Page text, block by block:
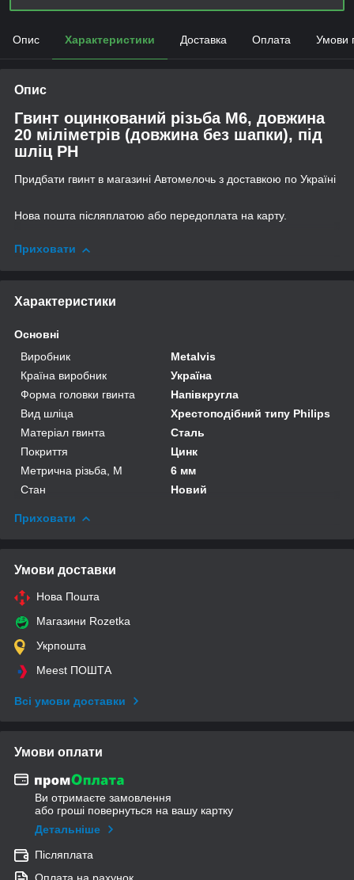
Опис Характеристики Доставка Оплата Умови
Опис
Гвинт оцинкований різьба М6, довжина
20 міліметрів (довжина без шапки), під
шліц PH
Придбати гвинт в магазині Автомелочь з доставкою по Україні
Нова пошта післяплатою або передоплата на карту.
Приховати
Характеристики
Основні
Виробник
Metalvis
Країна виробник
Україна
Форма головки гвинта
Напівкругла
Вид шліца
Хрестоподібний типу Philips
Матеріал гвинта
Сталь
Покриття
Цинк
Метрична різьба, М
6 мм
Стан
Новий
Приховати
Умови доставки
Нова Пошта
Магазини Rozetka
Укрпошта
Meest ПОШТА
Всі умови доставки
Умови оплати
Ви отримаєте замовлення
або гроші повернуться на вашу картку
Детальніше
Післяплата